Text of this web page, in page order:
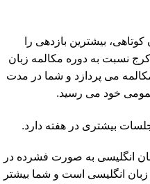
بیشترین بازدهی را
کرج نسبت به دوره مکالمه زبان
می پردازد و شما در مدت
خود می رسید.
انگلیسی به صورت فشرده در
انگلیسی است و شما بیشتر